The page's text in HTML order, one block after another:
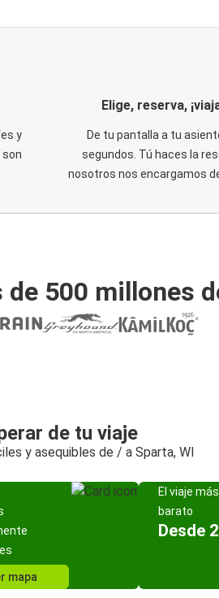
y
son
Elige, reserva,
De tu pantalla a tu
segundos. Tú haces la
nosotros nos encargamos
500 millones
de tu viaje
y asequibles de / a Sparta, WI
mapa
El viaje más
barato
Desde